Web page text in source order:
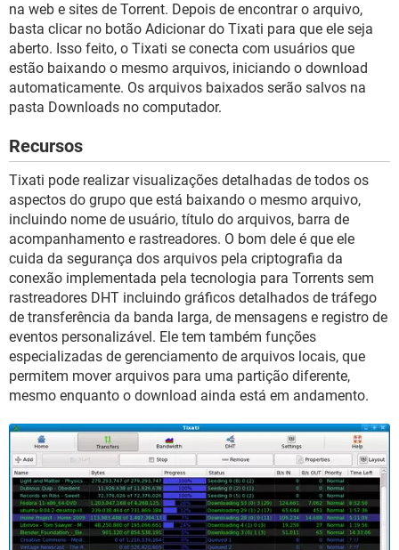
na web e sites de Torrent. Depois de encontrar o arquivo,
basta clicar no botão Adicionar do Tixati para que ele seja
aberto. Isso feito, o Tixati se conecta com usuários que
estão baixando o mesmo arquivos, iniciando o download
automaticamente. Os arquivos baixados serão salvos na
pasta Downloads no computador.
Recursos
Tixati pode realizar visualizações detalhadas de todos os
aspectos do grupo que está baixando o mesmo arquivo,
incluindo nome de usuário, título do arquivos, barra de
acompanhamento e rastreadores. O bom dele é que ele
cuida da segurança dos arquivos pela criptografia da
conexão implementada pela tecnologia para Torrents sem
rastreadores DHT incluindo gráficos detalhados de tráfego
de transferência da banda larga, de mensagens e registro de
eventos personalizável. Ele tem também funções
especializadas de gerenciamento de arquivos locais, que
permitem mover arquivos para uma partição diferente,
mesmo enquanto o download ainda está em andamento.